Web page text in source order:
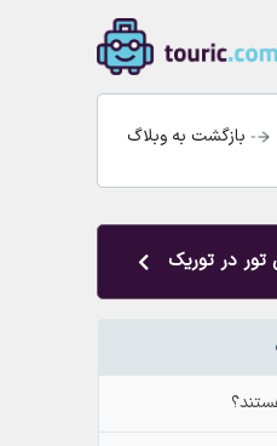
بازگشت به وبلاگ
تور در توریک